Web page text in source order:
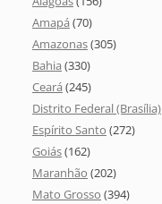
Amapá (70)
Amazonas(305)
Bahia (330)
Ceará (245)
Distrito Federal (Brasília)
Espírito Santo (272)
Goiás(162)
Maranhão (202)
Mato Grosso (394)